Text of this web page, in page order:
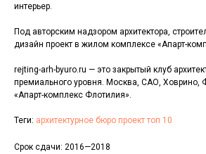
интерьер.
Под авторским надзором архитектора,
дизайн проект в жилом комплексе «Апарт-
rejting-arh-byuro.ru — это закрытый клуб
премиального уровня. Москва, САО, Ховрино,
«Апарт-комплекс Флотилия».
Теги: архитектурное бюро проект топ 10
Срок сдачи: 2016—2018